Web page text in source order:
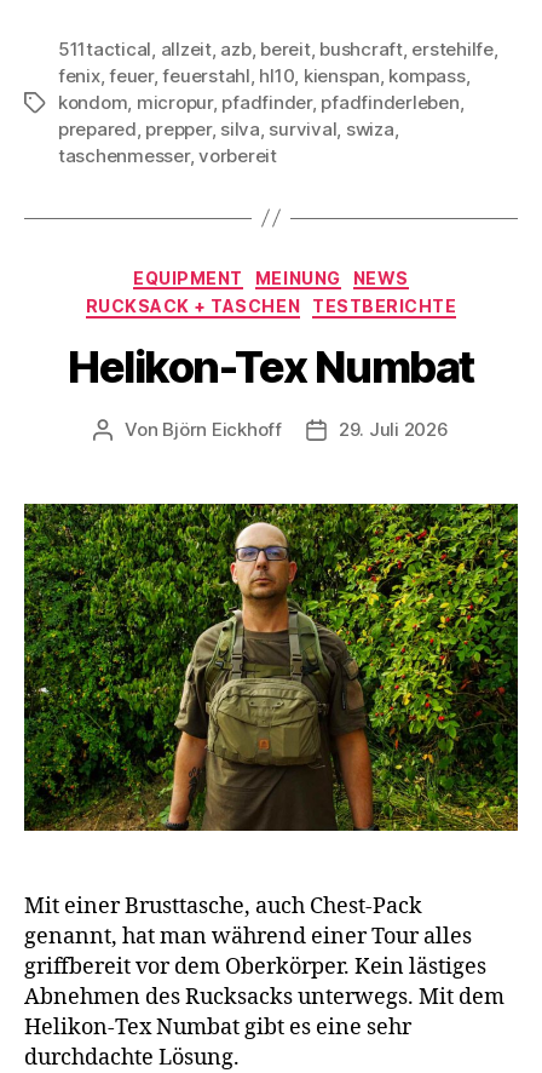
Schlagwörter
511tactical, allzeit, azb, bereit, bushcraft, erstehilfe,
fenix,feuer,feuerstahl, hl10, kienspan, kompass,
kondom, micropur, pfadfinder, pfadfinderleben,
prepared, prepper, silva, survival, swiza,
taschenmesser,vorbereit
Kategorien
EQUIPMENT MEINUNG
NEWS
RUCKSACK + TASCHEN
TESTBERICHTE
Helikon-Tex Numbat
Beitragsautor
Von Björn Eickhoff Veröffentlichungsdatum
29. Juli 2026
Mit einer Brusttasche, auch Chest-Pack
genannt, hat man während einer Tour alles
griffbereit vor dem Oberkörper. Kein lästiges
Abnehmen des Rucksacks unterwegs. Mit dem
Helikon-Tex Numbat gibt es eine sehr
durchdachte Lösung.